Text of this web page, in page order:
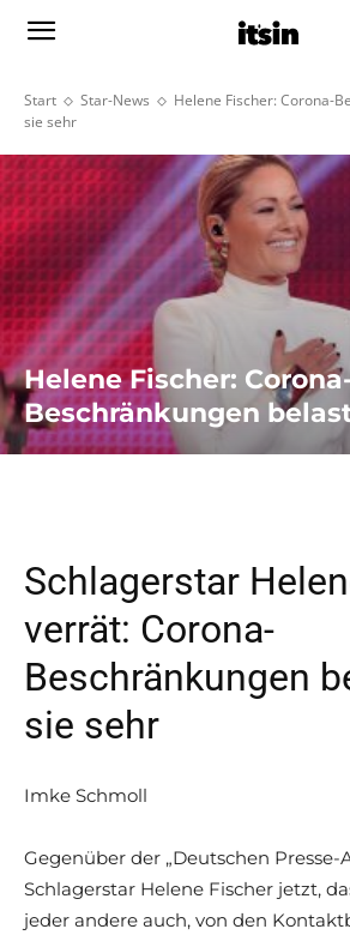
Start Star-News
Helene Fischer: Corona-
sie sehr
Helene Fischer:
Beschränkungen
Schlagerstar
verrät: Corona-
Beschränkungen
sie sehr
Imke Schmoll
Gegenüber der „Deutschen Presse-
Schlagerstar Helene Fischer jetzt,
jeder andere auch, von den